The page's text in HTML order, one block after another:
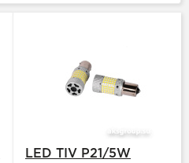
LED TIV P21/5W